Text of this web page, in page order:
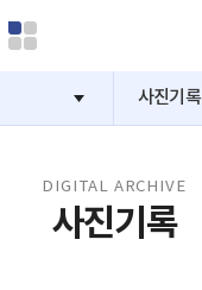
사진기록
DIGITAL ARCHIVE
사진기록